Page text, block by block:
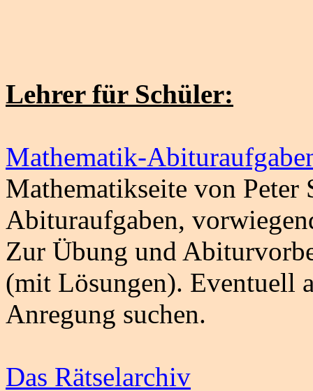
Lehrer für Schüler:
Mathematik-
Mathematikseite von
Abituraufgaben,
Zur Übung und
(mit Lösungen). Eventuell
Anregung suchen.
Das Rätselarchiv